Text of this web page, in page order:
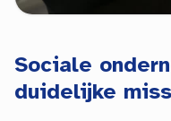
Sociale
duidelijke